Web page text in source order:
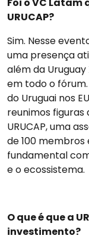
URUCAP?
Sim. Nesse
uma presença
além da Uruguay
em todo o
do Uruguai nos
reunimos
URUCAP, uma
de 100
fundamental
e o ecossistema.
O que é que a
investimento?